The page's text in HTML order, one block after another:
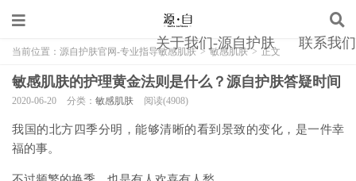
关于我们-源自护肤 联系我们
当前位置： 源自护肤官网-专业指导敏感肌肤 > 敏感肌肤 > 正文
敏感肌肤的护理黄金法则是什么？源自护肤答疑时间
2020-06-20 分类： 敏感肌肤 阅读(4908)
我国的北方四季分明，能够清晰的看到景致的变化，是一件幸
福的事。